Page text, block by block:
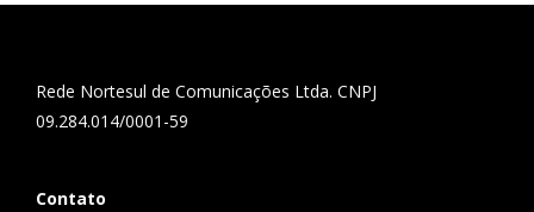
Rede Nortesul de Comunicações Ltda. CNPJ
09.284.014/0001-59
Contato